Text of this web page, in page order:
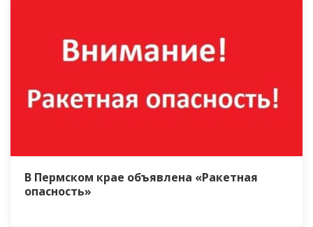
В Пермском крае объявлена «Ракетная
опасность»